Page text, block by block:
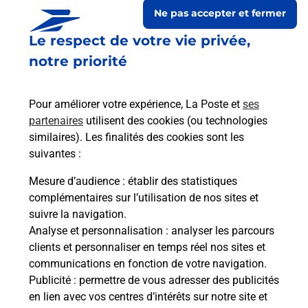
Le respect de votre vie privée,
notre priorité
Pour améliorer votre expérience, La Poste et ses
partenaires utilisent des cookies (ou technologies
similaires). Les finalités des cookies sont les
suivantes :
Mesure d’audience : établir des statistiques
complémentaires sur l’utilisation de nos sites et
suivre la navigation.
Analyse et personnalisation : analyser les parcours
clients et personnaliser en temps réel nos sites et
communications en fonction de votre navigation.
Publicité : permettre de vous adresser des publicités
en lien avec vos centres d’intérêts sur notre site et
Ne pas accepter et fermer
Prochaine collecte du courriersamedià 09h00
Le Village
09110 Tignac
Itinéraire
Le lien s'ouvre dans un nouvel onglet